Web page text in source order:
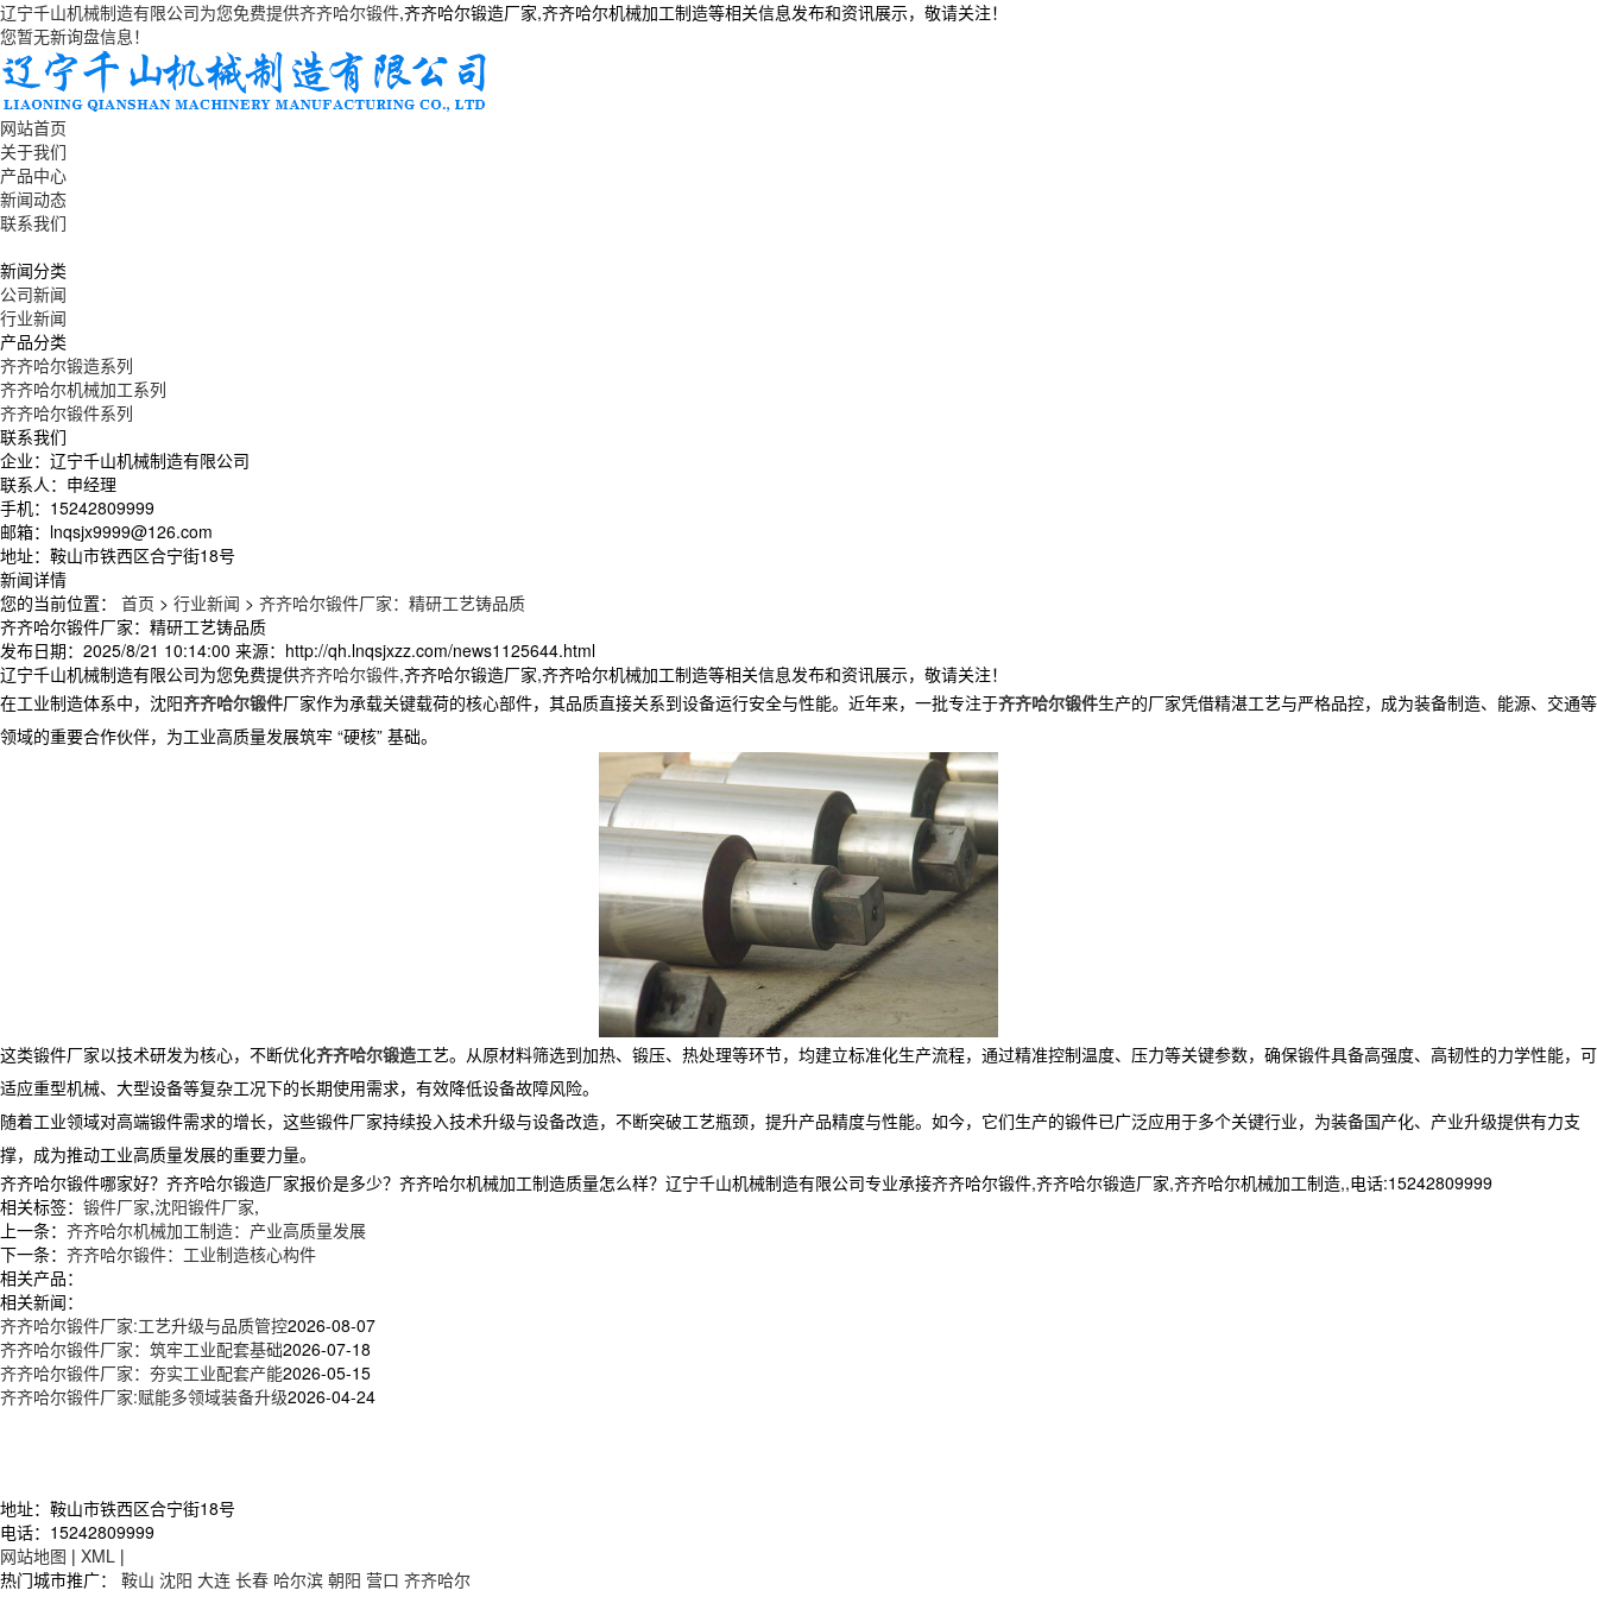
辽宁千山机械制造有限公司为您免费提供齐齐哈尔锻件,齐齐哈尔锻造厂家,齐齐哈尔机械加工制造等相关信息发布和资讯展示，敬请关注！
您暂无新询盘信息！
网站首页
关于我们
产品中心
新闻动态
联系我们
新闻分类
公司新闻
行业新闻
产品分类
齐齐哈尔锻造系列
齐齐哈尔机械加工系列
齐齐哈尔锻件系列
联系我们
企业：辽宁千山机械制造有限公司
联系人：申经理
手机：15242809999
邮箱：lnqsjx9999@126.com
地址：鞍山市铁西区合宁街18号
新闻详情
您的当前位置： 首页 > 行业新闻 > 齐齐哈尔锻件厂家：精研工艺铸品质
齐齐哈尔锻件厂家：精研工艺铸品质
发布日期： 2025/8/21 10:14:00 来源： http://qh.lnqsjxzz.com/news1125644.html
辽宁千山机械制造有限公司为您免费提供齐齐哈尔锻件,齐齐哈尔锻造厂家,齐齐哈尔机械加工制造等相关信息发布和资讯展示，敬请关注！
在工业制造体系中，沈阳齐齐哈尔锻件厂家作为承载关键载荷的核心部件，其品质直接关系到设备运行安全与性能。近年来，一批专注于齐齐哈尔锻件生产的厂家凭借精湛工艺与严格品控，成为装备制造、能源、交通等
领域的重要合作伙伴，为工业高质量发展筑牢 “硬核” 基础。
​ 这类锻件厂家以技术研发为核心，不断优化齐齐哈尔锻造工艺。从原材料筛选到加热、锻压、热处理等环节，均建立标准化生产流程，通过精准控制温度、压力等关键参数，确保锻件具备高强度、高韧性的力学性能，可
适应重型机械、大型设备等复杂工况下的长期使用需求，有效降低设备故障风险。
​ 随着工业领域对高端锻件需求的增长，这些锻件厂家持续投入技术升级与设备改造，不断突破工艺瓶颈，提升产品精度与性能。如今，它们生产的锻件已广泛应用于多个关键行业，为装备国产化、产业升级提供有力支
撑，成为推动工业高质量发展的重要力量。
齐齐哈尔锻件哪家好？齐齐哈尔锻造厂家报价是多少？齐齐哈尔机械加工制造质量怎么样？辽宁千山机械制造有限公司专业承接齐齐哈尔锻件,齐齐哈尔锻造厂家,齐齐哈尔机械加工制造,,电话:15242809999
相关标签： 锻件厂家,沈阳锻件厂家,
上一条： 齐齐哈尔机械加工制造：产业高质量发展
下一条： 齐齐哈尔锻件：工业制造核心构件
相关产品：
相关新闻：
齐齐哈尔锻件厂家:工艺升级与品质管控2026-08-07
齐齐哈尔锻件厂家：筑牢工业配套基础2026-07-18
齐齐哈尔锻件厂家：夯实工业配套产能2026-05-15
齐齐哈尔锻件厂家:赋能多领域装备升级2026-04-24
地址：鞍山市铁西区合宁街18号
电话：15242809999
网站地图 | XML |
热门城市推广： 鞍山 沈阳 大连 长春 哈尔滨 朝阳 营口 齐齐哈尔